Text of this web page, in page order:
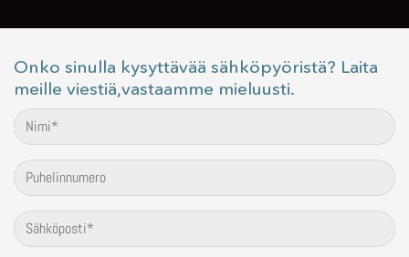
Onko sinulla kysyttävää sähköpyöristä? Laita
meille viestiä,vastaamme mieluusti.